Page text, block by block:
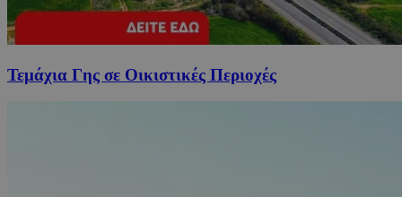
Τεμάχια Γης σε Οικιστικές Περιοχές